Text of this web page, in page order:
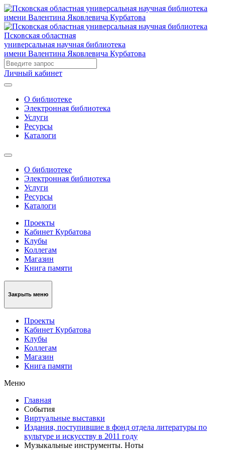
Псковская областная
универсальная научная библиотека
имени Валентина Яковлевича Курбатова
Личный кабинет
О библиотеке
Электронная библиотека
Услуги
Ресурсы
Каталоги
О библиотеке
Электронная библиотека
Услуги
Ресурсы
Каталоги
Проекты
Кабинет Курбатова
Клубы
Коллегам
Магазин
Книга памяти
Закрыть меню
Проекты
Кабинет Курбатова
Клубы
Коллегам
Магазин
Книга памяти
Меню
Главная
События
Виртуальные выставки
Издания, поступившие в фонд отдела литературы по
культуре и искусству в 2011 году
Музыкальные инструменты. Ноты